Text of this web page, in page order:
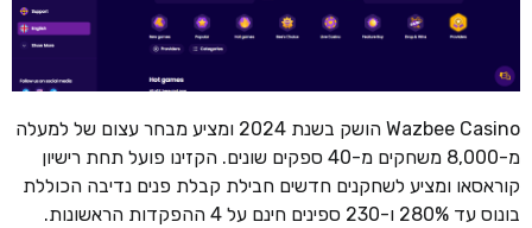
Wazbee Casino הושק בשנת 2024 ומציע מבחר עצום של למעלה
מ-8,000 משחקים מ-40 ספקים שונים. הקזינו פועל תחת רישיון
קוראסאו ומציע לשחקנים חדשים חבילת קבלת פנים נדיבה הכוללת
בונוס עד 280% ו-230 ספינים חינם על 4 ההפקדות הראשונות.